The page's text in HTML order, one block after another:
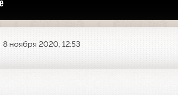
8 ноября 2020, 12:53